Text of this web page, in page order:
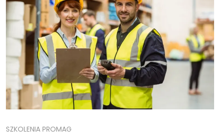
SZKOLENIA PROMAG